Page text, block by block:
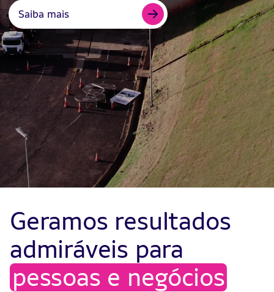
Saiba mais
Geramos resultados
admiráveis para
pessoas e negócios